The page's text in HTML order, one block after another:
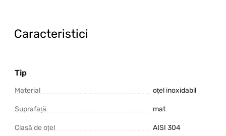
Caracteristici
Tip
Material oțel inoxidabil
Suprafață mat
Clasă de oțel AISI 304